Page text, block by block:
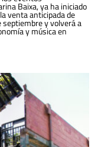
Baixa, ya ha iniciado
venta anticipada de
y volverá a
y música en